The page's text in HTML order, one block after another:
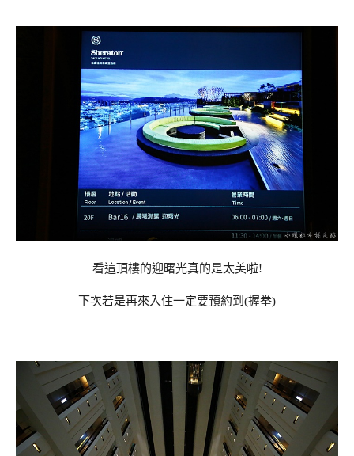
看這頂樓的迎曙光真的是太美啦!
下次若是再來入住一定要預約到(握拳)